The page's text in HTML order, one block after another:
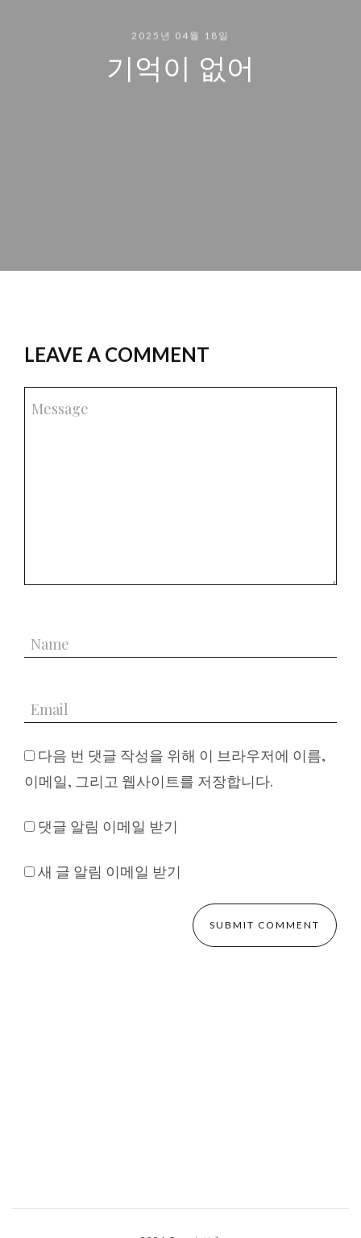
2025년 04월 18일
기억이 없어
LEAVE A COMMENT
다음 번 댓글 작성을 위해 이 브라우저에 이름,
이메일, 그리고 웹사이트를 저장합니다.
댓글 알림 이메일 받기
새 글 알림 이메일 받기